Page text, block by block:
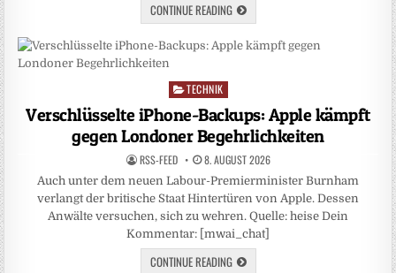
CONTINUE READING
Posted
TECHNIK
Verschlüsselte iPhone-Backups: Apple kämpft
gegen Londoner Begehrlichkeiten
RSS-FEED 8. AUGUST 2026
Auch unter dem neuen Labour-Premierminister Burnham
verlangt der britische Staat Hintertüren von Apple. Dessen
Anwälte versuchen, sich zu wehren. Quelle: heise Dein
Kommentar: [mwai_chat]
CONTINUE READING